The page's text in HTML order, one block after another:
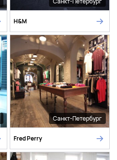
H&M
Санкт-Петербург
Fred Perry